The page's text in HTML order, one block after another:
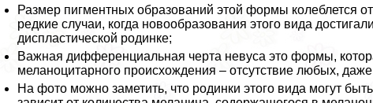
Размер пигментных образований этой формы колeблется
редкие случаи, когда новообразования этого вида
диспластической родинке;
Важная дифференциальная черта невуса это формы,
меланоцитарного происхождения – отсутствие любых,
На фото можно заметить, что родинки этого вида могут